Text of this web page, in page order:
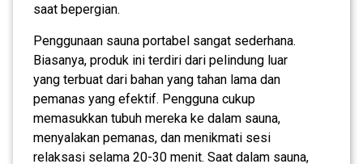
saat bepergian.
Penggunaan sauna portabel sangat sederhana.
Biasanya, produk ini terdiri dari pelindung luar
yang terbuat dari bahan yang tahan lama dan
pemanas yang efektif. Pengguna cukup
memasukkan tubuh mereka ke dalam sauna,
menyalakan pemanas, dan menikmati sesi
relaksasi selama 20-30 menit. Saat dalam sauna,